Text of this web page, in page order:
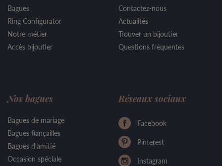
Bagues
Ring Configurator
Notre métier
Accès bijoutier
Contactez-nous
Actualités
Trouver un bijoutier
Questions fréquentes
Nos bagues
Bagues de mariage
Bagues fiançailles
Bagues d'amitié
Occasion spéciale
Réseaux sociaux
Facebook
Pinterest
Instagram